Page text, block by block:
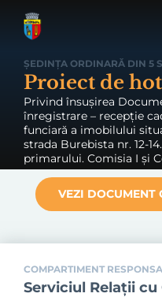
ȘEDINȚA ORDINARĂ DIN 5
Proiect de
Privind însușirea
înregistrare – recepție
funciară a imobilului
strada Burebista nr. 12-
primarului. Comisia I și
VEZI DOCUMENT
COMPARTIMENT
Serviciul Relaţii cu